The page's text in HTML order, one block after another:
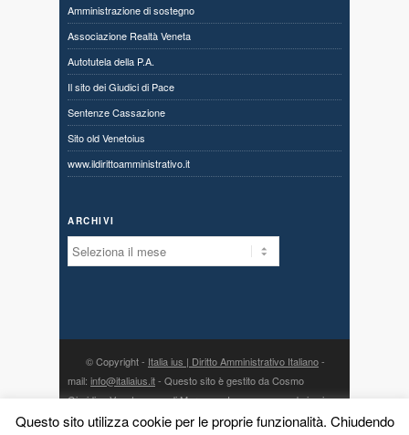
Amministrazione di sostegno
Associazione Realtà Veneta
Autotutela della P.A.
Il sito dei Giudici di Pace
Sentenze Cassazione
Sito old Venetoius
www.ildirittoamministrativo.it
ARCHIVI
Archivi
© Copyright - Italia ius | Diritto Amministrativo Italiano-
mail: info@italiaius.it- Questo sito è gestito da Cosmo
Giuridico Veneto s.a.s. di Marangon Ivonne, con sede in via
Centro 80, fraz. Priabona 36030 Monte di Malo (VI) - P. IVA
Questo sito utilizza cookie per le proprie funzionalità. Chiudendo